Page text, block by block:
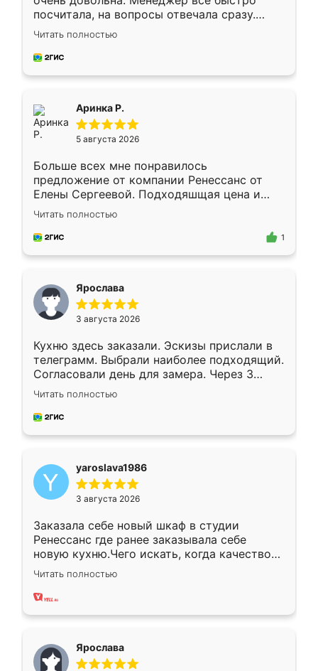
посчитала, на вопросы отвечала сразу.
Замерщик приехал в субботу, подошёл к
делу со всей ответственностью. Собрали
за день, ребята работали аккуратно, даже
Читать полностью
Аринка Р.
5 августа 2026
Больше всех мне понравилось
предложение от компании Ренессанс от
Елены Сергеевой. Подходяшщая цена и
короткие сроки изготовления. Приехавший
для замера сотрудник Владислав
предложил по моему эскизу самый
Читать полностью
1
Ярослава
3 августа 2026
Кухню здесь заказали. Эскизы прислали в
телеграмм. Выбрали наиболее подходящий.
Согласовали день для замера. Через 3
недели кухня была уже готова. Остались
довольны работой. Спасибо Ренессанс
мебель за качественную работу!
Читать полностью
yaroslava1986
3 августа 2026
Заказала себе новый шкаф в студии
Ренессанс где ранее заказывала себе
новую кухню.Чего искать, когда качеством
вполне довольна. Служит кухня уже почти
два года, нареканий нет.
Читать полностью
Ярослава